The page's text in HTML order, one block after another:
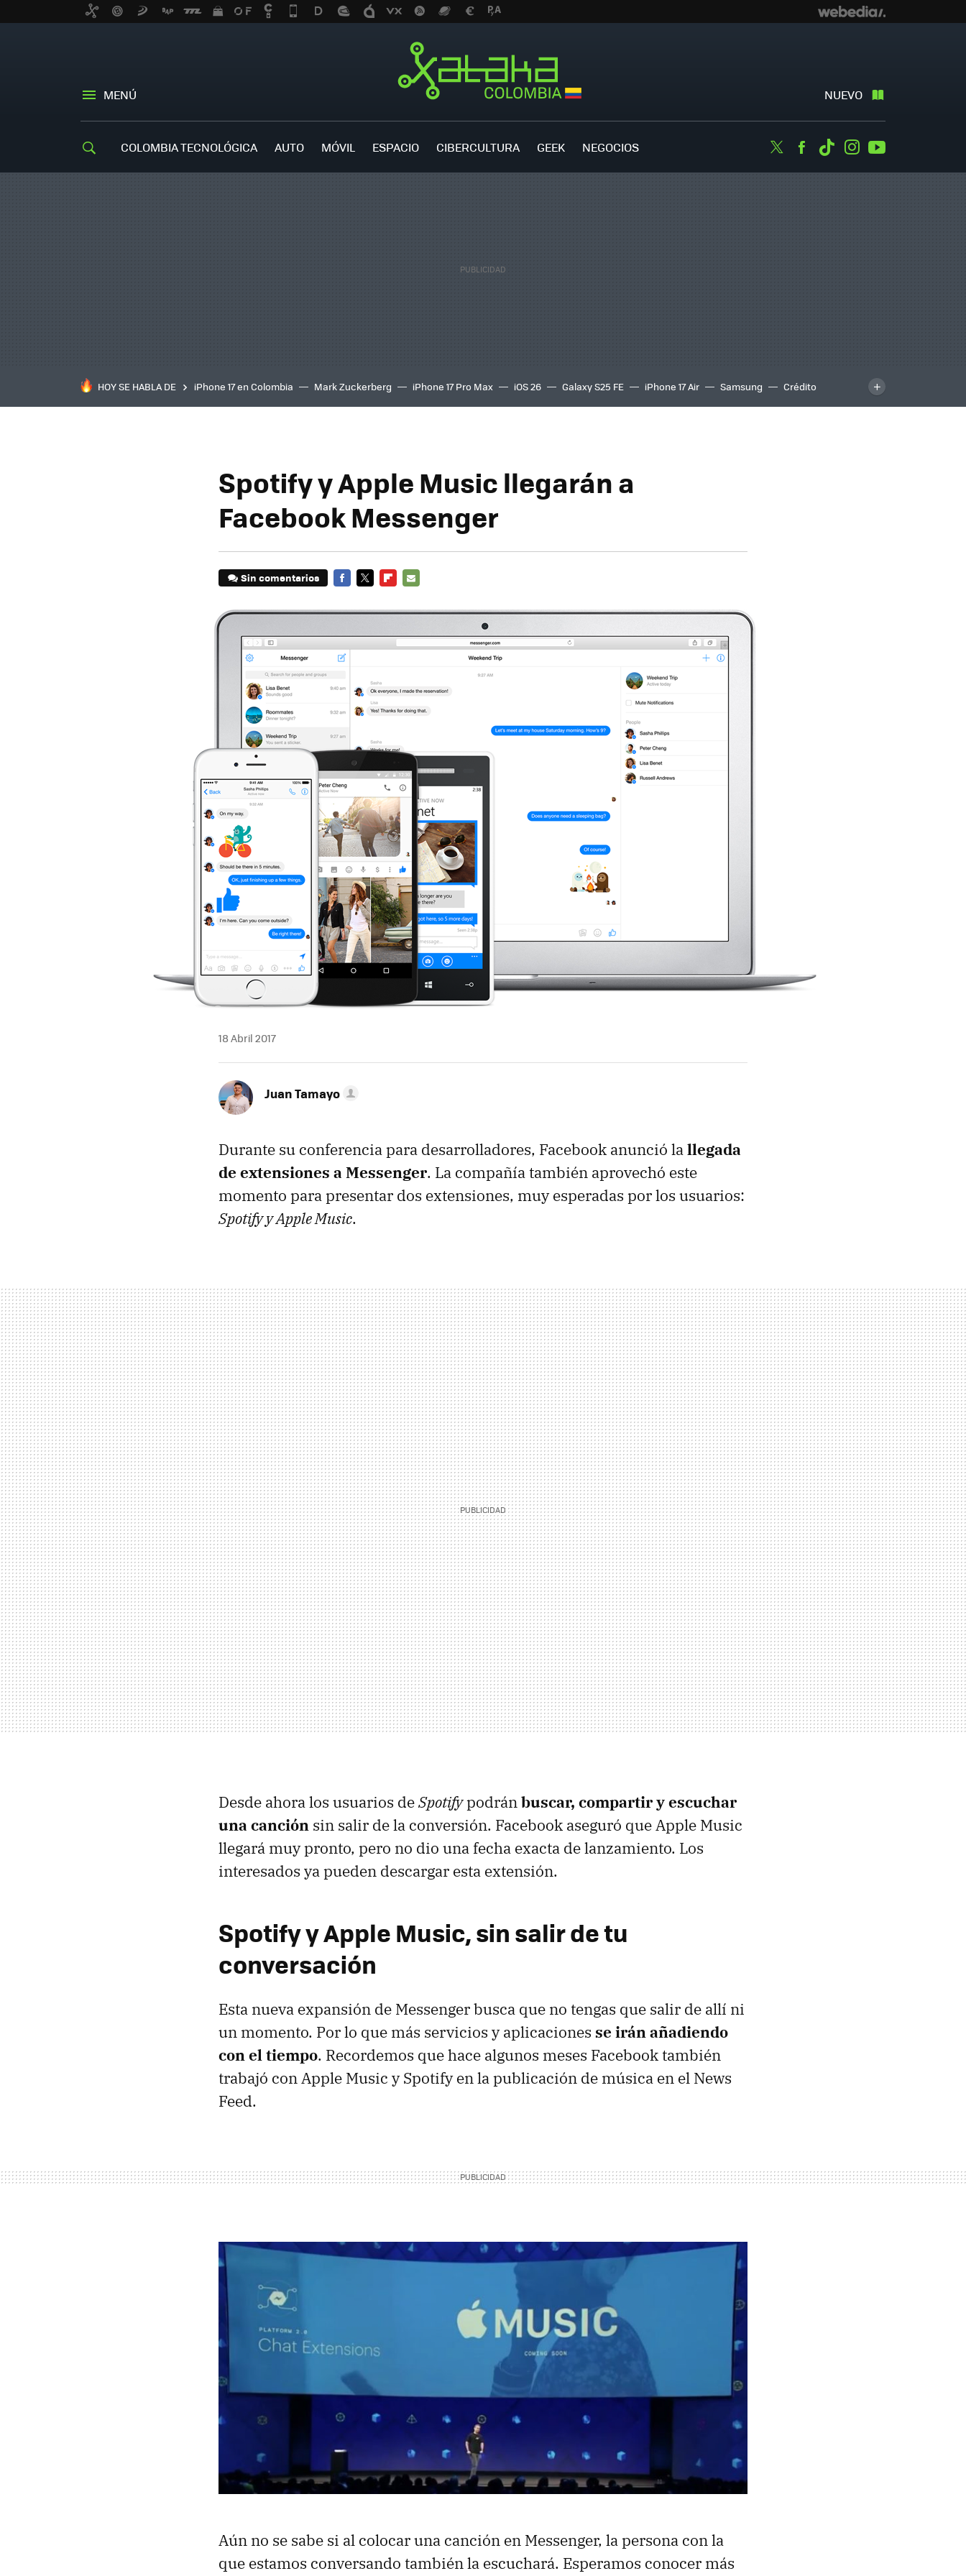
MENÚ NUEVO
COLOMBIA TECNOLÓGICA AUTO MÓVIL ESPACIO CIBERCULTURA GEEK NEGOCIOS TwitterFacebook
TiktokInstagram
HOY SE HABLA DE iPhone 17 en Colombia Mark Zuckerberg iPhone 17 Pro Max iOS 26 Galaxy S25 FE iPhone 17 Air Samsung
Crédito
inteligente
IA TCL C8K
Spotify y Apple Music llegarán a
Facebook Messenger
Sin comentarios
MAIL
18 Abril 2017
Juan Tamayo
Durante su conferencia para desarrolladores, Facebook anunció lallegada
de extensiones a Messenger. La compañía también aprovechó este
momento para presentar dos extensiones, muy esperadas por los usuarios:
Spotify y Apple Music.
Desde ahora los usuarios deSpotifypodránbuscar, compartir y escuchar
una canción sin salir de la conversión. Facebook aseguró que Apple Music
llegará muy pronto, pero no dio una fecha exacta de lanzamiento. Los
interesados ya pueden descargar esta extensión.
Spotify y Apple Music, sin salir de tu
conversación
Esta nueva expansión de Messenger busca que no tengas que salir de allí ni
un momento. Por lo que más servicios y aplicaciones se irán añadiendo
con el tiempo. Recordemos que hace algunos meses Facebook también
trabajó con Apple Music y Spotify en la publicación de música en el News
Feed.
Aún no se sabe si al colocar una canción en Messenger, la persona con la
que estamos conversando también la escuchará. Esperamos conocer más